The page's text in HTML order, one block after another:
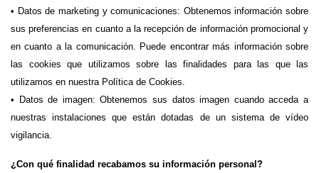
• Datos de marketing y comunicaciones: Obtenemos información sobre
sus preferencias en cuanto a la recepción de información promocional y
en cuanto a la comunicación. Puede encontrar más información sobre
las cookies que utilizamos sobre las finalidades para las que las
utilizamos en nuestra Política de Cookies.
• Datos de imagen: Obtenemos sus datos imagen cuando acceda a
nuestras instalaciones que están dotadas de un sistema de vídeo
vigilancia.
¿Con qué finalidad recabamos su información personal?